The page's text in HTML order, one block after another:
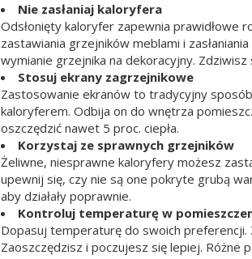
Nie zasłaniaj kaloryfera
Odsłonięty kaloryfer zapewnia prawidłowe
zastawiania grzejników meblami i
wymianie grzejnika na dekoracyjny.
Stosuj ekrany zagrzejnikowe
Zastosowanie ekranów to tradycyjny
kaloryferem. Odbija on do wnętrza
oszczędzić nawet 5 proc. ciepła.
Korzystaj ze sprawnych grzejników
Żeliwne, niesprawne kaloryfery możesz
upewnij się, czy nie są one pokryte grubą
aby działały poprawnie.
Kontroluj temperaturę w
Dopasuj temperaturę do swoich
Zaoszczędzisz i poczujesz się lepiej.